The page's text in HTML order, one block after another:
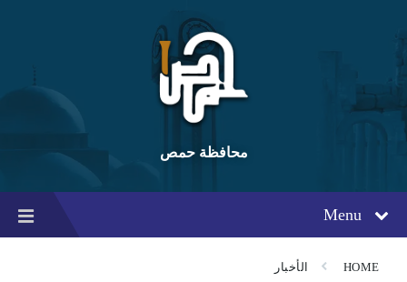
content
main
navigation
footer
محافظة حمص
Menu
HOME الأخبار